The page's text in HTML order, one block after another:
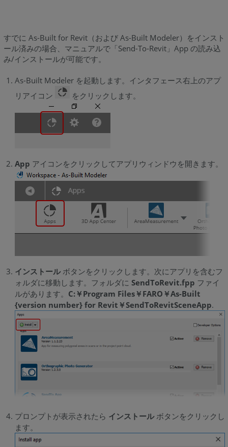
すでに As-Built for Revit（および As-Built Modeler）をインスト
ール済みの場合、マニュアルで「Send-To-Revit」App の読み込
み/インストールが可能です。
As-Built Modeler を起動します。インタフェース右上のアプ
リアイコン
をクリックします。
App アイコンをクリックしてアプリウィンドウを開きます。
インストールボタンをクリックします。次にアプリを含むフ
ォルダに移動します。フォルダに SendToRevit.fpp ファイ
ルがあります。 C:￥Program Files￥FARO￥As-Built
{version number} for Revit￥SendToRevitSceneApp.
プロンプトが表示されたら インストールボタンをクリックし
ます。